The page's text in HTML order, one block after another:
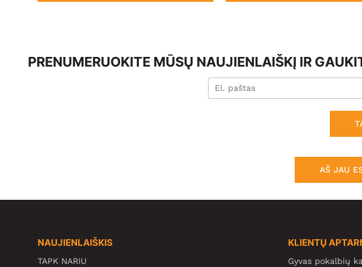
PRENUMERUOKITE MŪSŲ NAUJIENLAIŠKĮ IR
AŠ JAU
NAUJIENLAIŠKIS
TAPK NARIU
KLIENTŲ
Gyvas pokalbių